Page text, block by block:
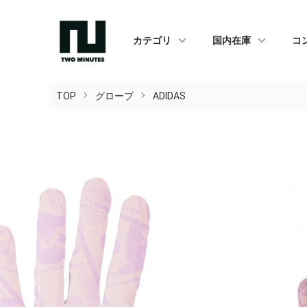
カテゴリ 国内在庫 コ
TOP グローブ ADIDAS